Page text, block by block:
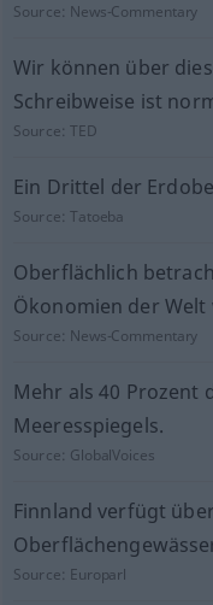
Source: News-Commentary
Wir können über
Schreibweise ist
Source:TED
Ein Drittel der
Source:Tatoeba
Oberflächlich
Ökonomien der
Source: News-Commentary
Mehr als 40 Prozent
Meeresspiegels.
Source: GlobalVoices
Finnland verfügt
Source: Europarl